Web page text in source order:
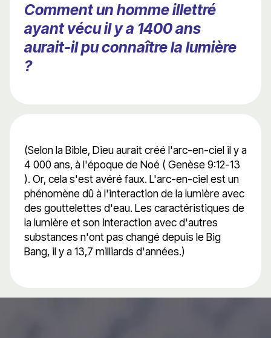
Comment un homme illettré
ayant vécu il y a 1400 ans
aurait-il pu connaître la lumière
?
(Selon la Bible, Dieu aurait créé l'arc-en-ciel il y a
4 000 ans, à l'époque de Noé ( Genèse 9:12-13
). Or, cela s'est avéré faux. L'arc-en-ciel est un
phénomène dû à l'interaction de la lumière avec
des gouttelettes d'eau. Les caractéristiques de
la lumière et son interaction avec d'autres
substances n'ont pas changé depuis le Big
Bang, il y a 13,7 milliards d'années.)